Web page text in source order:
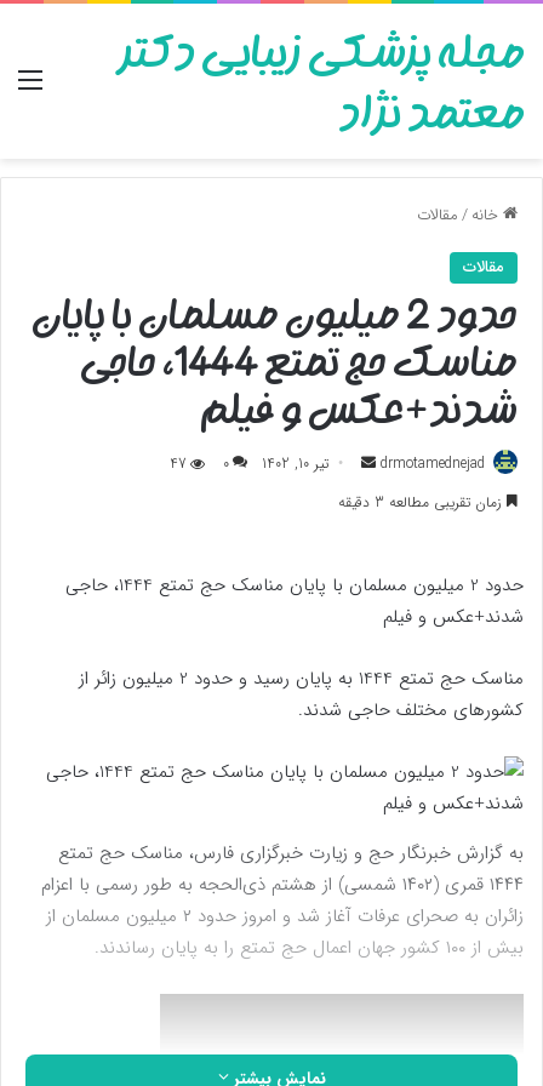
مجله پزشکی زیبایی دکتر
معتمد نژاد
خانه/مقالات
مقالات
حدود 2 میلیون مسلمان با پایان
مناسک حج تمتع 1444، حاجی
شدند+عکس و فیلم
drmotamednejad
ارسال
به
تیر 10, 1402 0
47
زمان تقریبی مطالعه 3 دقیقه
حدود 2 میلیون مسلمان با پایان مناسک حج تمتع 1444، حاجی
شدند+عکس و فیلم
مناسک حج تمتع 1444 به پایان رسید و حدود 2 میلیون زائر از
کشورهای مختلف حاجی شدند.
به گزارش خبرنگار حج و زیارت خبرگزاری فارس، مناسک حج تمتع
۱۴۴۴ قمری (۱۴۰۲ شمسی) از هشتم ذی‌الحجه به طور رسمی با اعزام
زائران به صحرای عرفات آغاز شد و امروز حدود ۲ میلیون مسلمان از
بیش از ۱۰۰ کشور جهان اعمال حج تمتع را به پایان رساندند.
نمایش بیشتر